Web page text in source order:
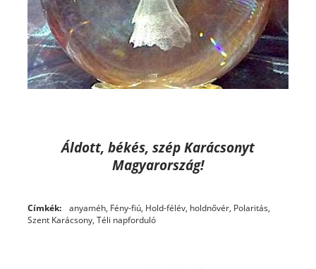
Áldott, békés, szép Karácsonyt
Magyarország!
Címkék: anyaméh, Fény-fiú, Hold-félév, holdnővér, Polaritás,
Szent Karácsony, Téli napforduló